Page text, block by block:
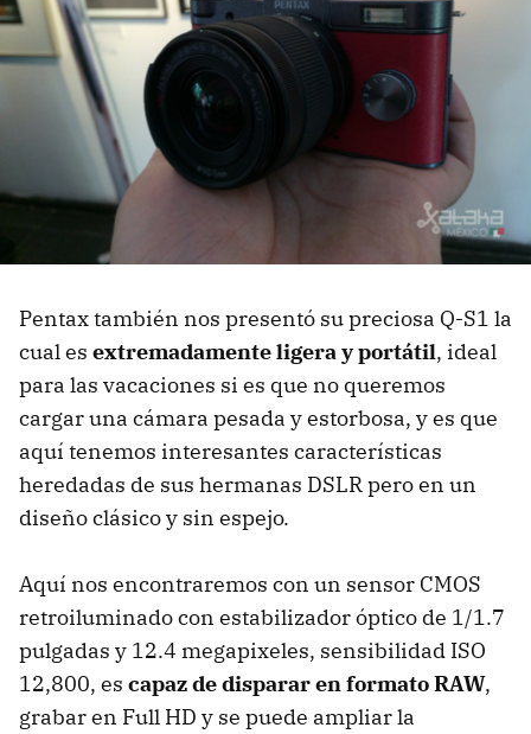
Pentax también nos presentó su preciosa Q-S1 la
cual es extremadamente ligera y portátil, ideal
para las vacaciones si es que no queremos
cargar una cámara pesada y estorbosa, y es que
aquí tenemos interesantes características
heredadas de sus hermanas DSLR pero en un
diseño clásico y sin espejo.
Aquí nos encontraremos con un sensor CMOS
retroiluminado con estabilizador óptico de 1/1.7
pulgadas y 12.4 megapixeles, sensibilidad ISO
12,800, es capaz de disparar en formato RAW,
grabar en Full HD y se puede ampliar la